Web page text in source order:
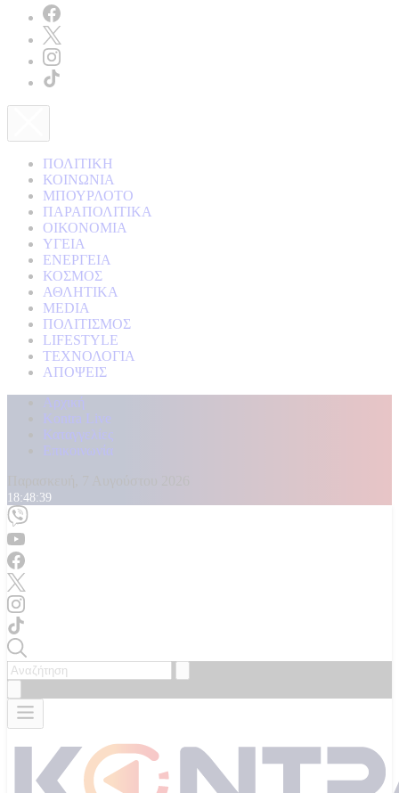
ΠΟΛΙΤΙΚΗ
ΚΟΙΝΩΝΙΑ
ΜΠΟΥΡΛΟΤΟ
ΠΑΡΑΠΟΛΙΤΙΚΑ
ΟΙΚΟΝΟΜΙΑ
ΥΓΕΙΑ
ΕΝΕΡΓΕΙΑ
ΚΟΣΜΟΣ
ΑΘΛΗΤΙΚΑ
MEDIA
ΠΟΛΙΤΙΣΜΟΣ
LIFESTYLE
ΤΕΧΝΟΛΟΓΙΑ
ΑΠΟΨΕΙΣ
Αρχική
Kontra Live
Καταγγελίες
Επικοινωνία
18:48:41